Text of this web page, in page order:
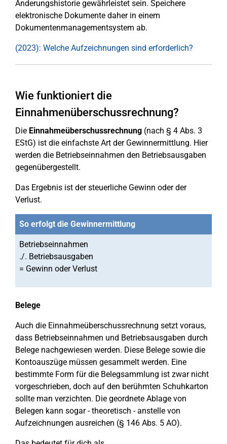
Änderungshistorie gewährleistet sein. Speichere
elektronische Dokumente daher in einem
Dokumentenmanagementsystem ab.
(2023): Welche Aufzeichnungen sind erforderlich?
Wie funktioniert die
Einnahmenüberschussrechnung?
Die Einnahmeüberschussrechnung (nach § 4 Abs. 3
EStG) ist die einfachste Art der Gewinnermittlung. Hier
werden die Betriebseinnahmen den Betriebsausgaben
gegenübergestellt.
Das Ergebnis ist der steuerliche Gewinn oder der
Verlust.
So erfolgt die Gewinnermittlung
Betriebseinnahmen
./. Betriebsausgaben
= Gewinn oder Verlust
Belege
Auch die Einnahmeüberschussrechnung setzt voraus,
dass Betriebseinnahmen und Betriebsausgaben durch
Belege nachgewiesen werden. Diese Belege sowie die
Kontoauszüge müssen gesammelt werden. Eine
bestimmte Form für die Belegsammlung ist zwar nicht
vorgeschrieben, doch auf den berühmten Schuhkarton
sollte man verzichten. Die geordnete Ablage von
Belegen kann sogar - theoretisch - anstelle von
Aufzeichnungen ausreichen (§ 146 Abs. 5 AO).